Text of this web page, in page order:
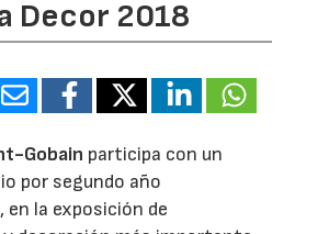
Decor 2018
Gobain participa con un
por segundo año
la exposición de